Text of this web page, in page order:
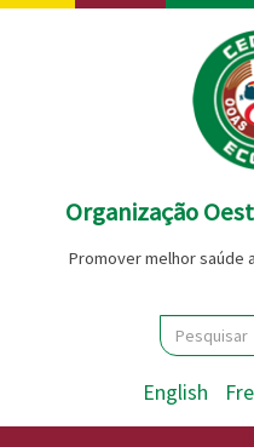
Passar
Organização
Promover melhor saúde
Search
Pesquisar
English